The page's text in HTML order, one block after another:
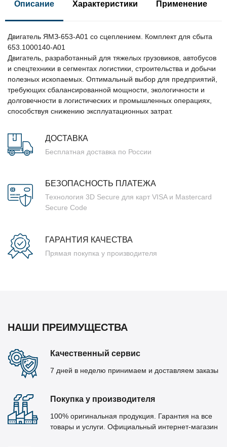
Описание Характеристики Применение
Двигатель ЯМЗ-653-А01 со сцеплением. Комплект для сбыта
653.1000140-А01
Двигатель, разработанный для тяжелых грузовиков, автобусов
и спецтехники в сегментах логистики, строительства и добычи
полезных ископаемых. Оптимальный выбор для предприятий,
требующих сбалансированной мощности, экологичности и
долговечности в логистических и промышленных операциях,
способствуя снижению эксплуатационных затрат.
ДОСТАВКА
Бесплатная доставка по России
БЕЗОПАСНОСТЬ ПЛАТЕЖА
Технология 3D Secure для карт VISA и Mastercard
Secure Code
ГАРАНТИЯ КАЧЕСТВА
Прямая покупка у производителя
НАШИ ПРЕИМУЩЕСТВА
Качественный сервис
7 дней в неделю принимаем и доставляем заказы
Покупка у производителя
100% оригинальная продукция. Гарантия на все
товары и услуги. Официальный интернет-магазин